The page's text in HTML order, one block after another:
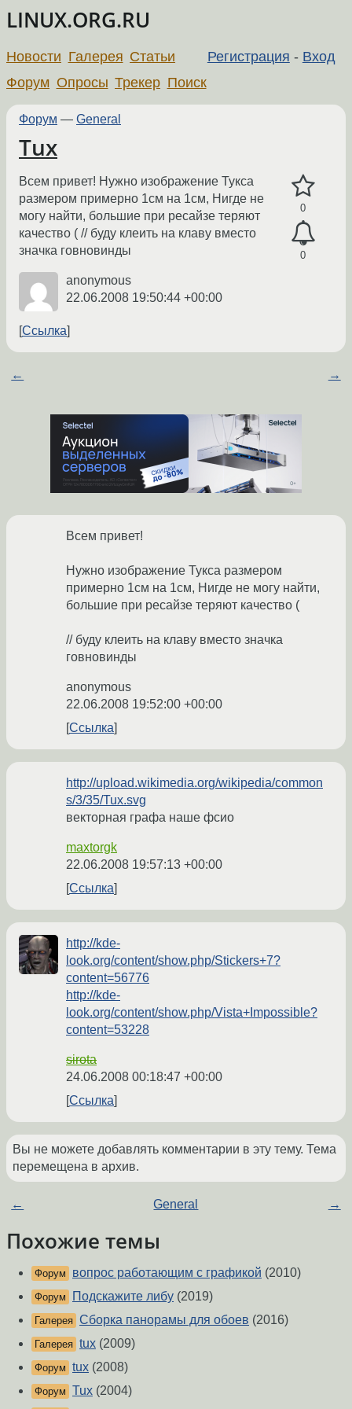
LINUX.ORG.RU
Регистрация - Вход
Новости Галерея Статьи
Форум Опросы Трекер Поиск
Форум — General
Tux
0
0
Всем привет! Нужно изображение Тукса
размером примерно 1см на 1см, Нигде не
могу найти, большие при ресайзе теряют
качество ( // буду клеить на клаву вместо
значка говновинды
anonymous
22.06.2008 19:50:44 +00:00
Ссылка
← →
Всем привет!
Нужно изображение Тукса размером
примерно 1см на 1см, Нигде не могу найти,
большие при ресайзе теряют качество (
// буду клеить на клаву вместо значка
говновинды
anonymous
22.06.2008 19:52:00 +00:00
Ссылка
http://upload.wikimedia.org/wikipedia/common
s/3/35/Tux.svg
векторная графа наше фсио
maxtorgk
22.06.2008 19:57:13 +00:00
Ссылка
http://kde-
look.org/content/show.php/Stickers+7?
content=56776
http://kde-
look.org/content/show.php/Vista+Impossible?
content=53228
sirota
24.06.2008 00:18:47 +00:00
Ссылка
Вы не можете добавлять комментарии в эту тему. Тема
перемещена в архив.
← General →
Похожие темы
Форум вопрос работающим с графикой (2010)
Форум Подскажите либу (2019)
Галерея Сборка панорамы для обоев (2016)
Галерея tux (2009)
Форум tux (2008)
Форум Tux (2004)